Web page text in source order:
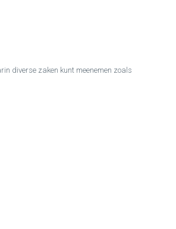
diverse zaken kunt meenemen zoals